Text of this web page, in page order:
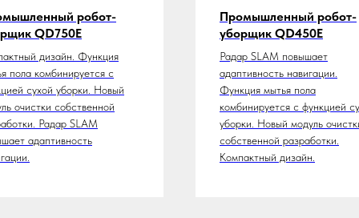
робот-
QD750E
дизайн. Функция
пола комбинируется с
сухой уборки. Новый
очистки собственной
Радар SLAM
адаптивность
Промышленный робот-
уборщик QD450E
Радар SLAM повышает
адаптивность навигации.
Функция мытья пола
комбинируется с функцией
уборки. Новый модуль
собственной разработки.
Компактный дизайн.